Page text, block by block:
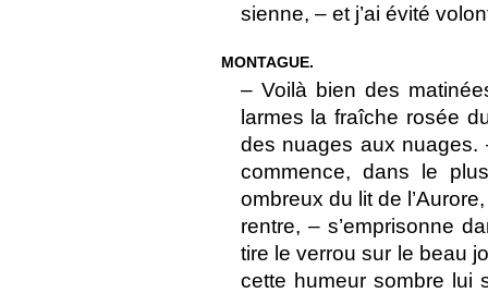
sienne, – et j’ai évité
MONTAGUE.
– Voilà bien des
larmes la fraîche rosée
des nuages aux nuages.
commence, dans le
ombreux du lit de
rentre, – s’emprisonne
tire le verrou sur le beau
cette humeur sombre lui